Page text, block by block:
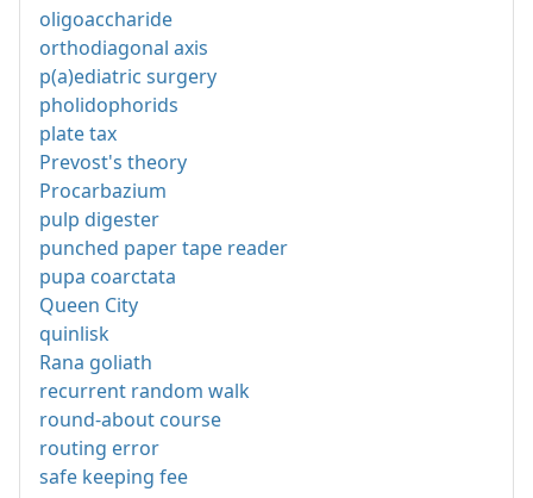
oligoaccharide
orthodiagonal axis
p(a)ediatric surgery
pholidophorids
plate tax
Prevost's theory
Procarbazium
pulp digester
punched paper tape reader
pupa coarctata
Queen City
quinlisk
Rana goliath
recurrent random walk
round-about course
routing error
safe keeping fee